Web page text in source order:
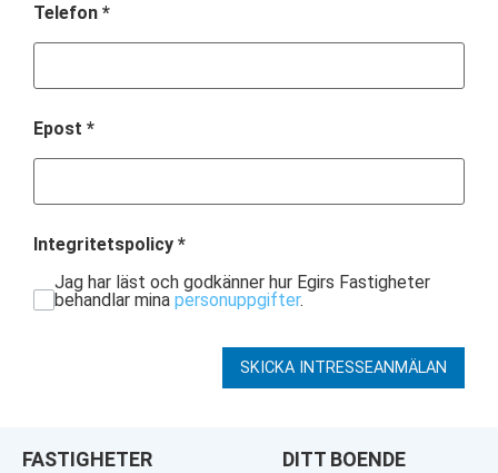
Telefon *
Epost *
Integritetspolicy *
Jag har läst och godkänner hur Egirs Fastigheter
behandlar minapersonuppgifter.
SKICKA INTRESSEANMÄLAN
FASTIGHETER DITT BOENDE